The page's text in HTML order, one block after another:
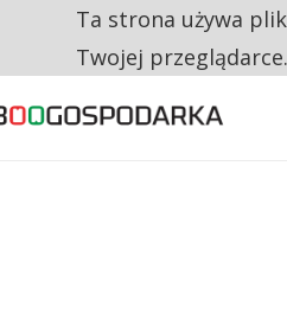
CO TRZECIĄ ZŁOTÓWKĘ Z
Ta strona używa
Twojej